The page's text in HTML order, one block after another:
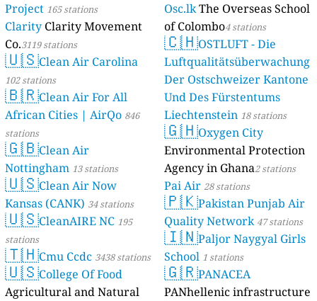
Project 165 stations
Clarity Clarity Movement
Co.3119 stations
🇺🇸Clean Air Carolina
102 stations
🇧🇷Clean Air For All
African Cities | AirQo 846
stations
🇬🇧Clean Air
Nottingham 13 stations
🇺🇸Clean Air Now
Kansas (CANK) 34 stations
🇺🇸CleanAIRE NC 195
stations
🇹🇭Cmu Ccdc 3438 stations
🇺🇸College Of Food
Agricultural and Natural
Osc.lkThe Overseas School
of Colombo4 stations
🇨🇭OSTLUFT - Die
Luftqualitätsüberwachung
Der Ostschweizer Kantone
Und Des Fürstentums
Liechtenstein 18 stations
🇬🇭Oxygen City
Environmental Protection
Agency in Ghana2 stations
Pai Air 28 stations
🇵🇰Pakistan Punjab Air
Quality Network 47 stations
🇮🇳Paljor Naygyal Girls
School 1 stations
🇬🇷PANACEA
PANhellenic infrastructure